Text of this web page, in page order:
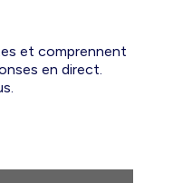
et comprennent
en direct.